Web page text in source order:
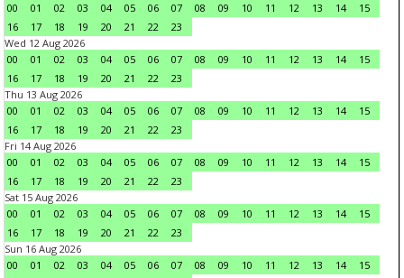
00
01 02 03 04 05 06 07 08 09 10 11 12 13 14
15
16
17 18 19 20 21 22
23
Wed 12 Aug 2026
00
01 02 03 04 05 06 07 08 09 10 11 12 13 14
15
16
17 18 19 20 21 22
23
Thu 13 Aug 2026
00
01 02 03 04 05 06 07 08 09 10 11 12 13 14
15
16
17 18 19 20 21 22
23
Fri 14 Aug 2026
00
01 02 03 04 05 06 07 08 09 10 11 12 13 14
15
16
17 18 19 20 21 22
23
Sat 15 Aug 2026
00
01 02 03 04 05 06 07 08 09 10 11 12 13 14
15
16
17 18 19 20 21 22
23
Sun 16 Aug 2026
00
01 02 03 04 05 06 07 08 09 10 11 12 13 14
15